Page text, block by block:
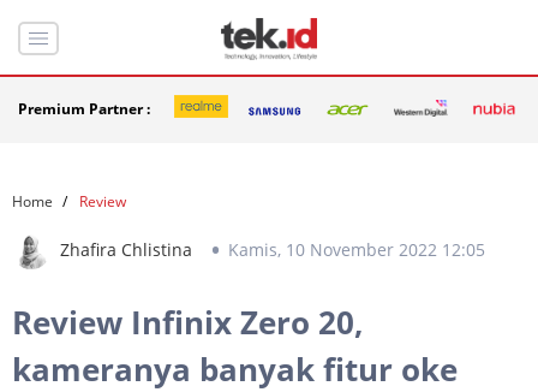
Premium Partner :
Home Review
Zhafira Chlistina Kamis, 10 November 2022 12:05
Review Infinix Zero 20,
kameranya banyak fitur oke